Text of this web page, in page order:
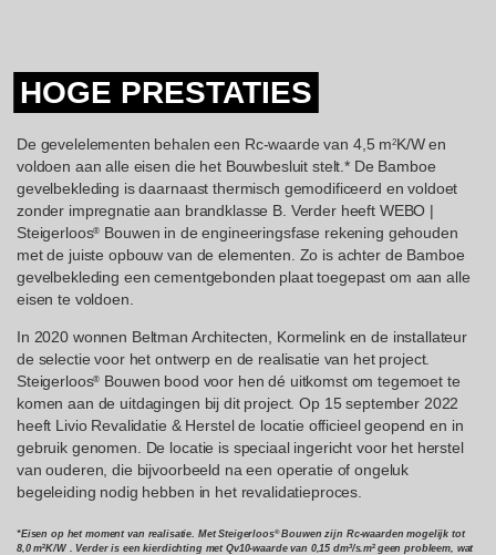
HOGE PRESTATIES
De gevelelementen behalen een Rc-waarde van 4,5 m2K/W en
voldoen aan alle eisen die het Bouwbesluit stelt.* De Bamboe
gevelbekleding is daarnaast thermisch gemodificeerd en voldoet
zonder impregnatie aan brandklasse B. Verder heeft WEBO |
Steigerloos® Bouwen in de engineeringsfase rekening gehouden
met de juiste opbouw van de elementen. Zo is achter de Bamboe
gevelbekleding een cementgebonden plaat toegepast om aan alle
eisen te voldoen.
In 2020 wonnen Beltman Architecten, Kormelink en de installateur
de selectie voor het ontwerp en de realisatie van het project.
Steigerloos® Bouwen bood voor hen dé uitkomst om tegemoet te
komen aan de uitdagingen bij dit project. Op 15 september 2022
heeft Livio Revalidatie & Herstel de locatie officieel geopend en in
gebruik genomen. De locatie is speciaal ingericht voor het herstel
van ouderen, die bijvoorbeeld na een operatie of ongeluk
begeleiding nodig hebben in het revalidatieproces.
*Eisen op het moment van realisatie. Met Steigerloos®Bouwen zijn Rc-waarden mogelijk tot
8,0 m2K/W . Verder is een kierdichting met Qv10-waarde van 0,15 dm3/s.m2 geen probleem, wat